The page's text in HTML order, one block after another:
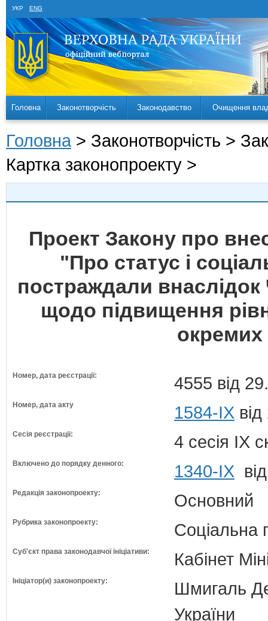
УКР ENG
Головна Законотворчість Законодавство Очищення
Головна > Законотворчість >
Картка законопроекту >
Проект Закону про
"Про статус і
постраждали
щодо підвищення
окремих
Номер, дата реєстрації: 4555 від
Номер, дата акту 1584-IX
Сесія реєстрації: 4 сесія IX
Включено до порядку денного: 1340-ІХ
Редакція законопроекту: Основний
Рубрика законопроекту: Соціальна
Суб'єкт права законодавчої ініціативи: Кабінет
Ініціатор(и) законопроекту:
Шмигаль
України